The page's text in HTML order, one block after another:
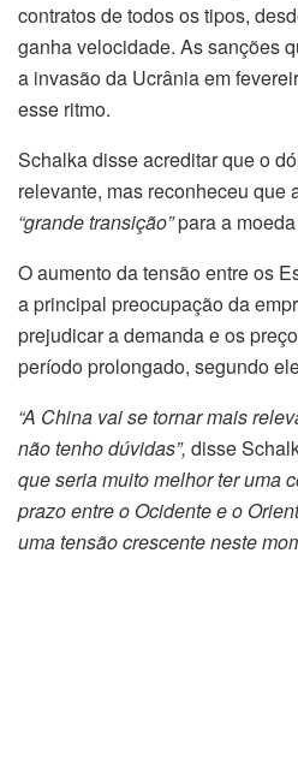
contratos de todos os tipos,
ganha velocidade. As sanções
a invasão da Ucrânia em
esse ritmo.
Schalka disse acreditar que o
relevante, mas reconheceu que
“grande transição”para a
O aumento da tensão entre os
a principal preocupação da
prejudicar a demanda e os
período prolongado, segundo
“A China vai se tornar mais
não tenho dúvidas”, disse
que seria muito melhor ter uma
prazo entre o Ocidente e o
uma tensão crescente neste